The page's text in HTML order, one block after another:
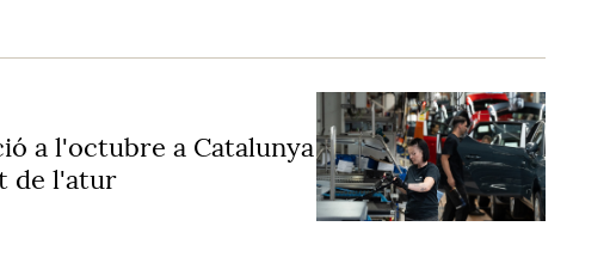
a l'octubre a Catalunya
de l'atur